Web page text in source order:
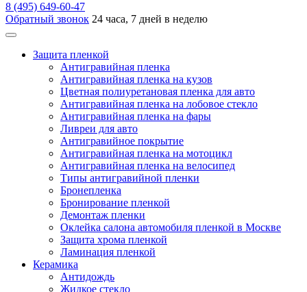
8 (495) 649-60-47
Обратный звонок 24 часа, 7 дней в неделю
Защита пленкой
Антигравийная пленка
Антигравийная пленка на кузов
Цветная полиуретановая пленка для авто
Антигравийная пленка на лобовое стекло
Антигравийная пленка на фары
Ливреи для авто
Антигравийное покрытие
Антигравийная пленка на мотоцикл
Антигравийная пленка на велосипед
Типы антигравийной пленки
Бронепленка
Бронирование пленкой
Демонтаж пленки
Оклейка салона автомобиля пленкой в Москве
Защита хрома пленкой
Ламинация пленкой
Керамика
Антидождь
Жидкое стекло